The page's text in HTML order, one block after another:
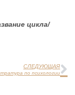
цикла/
СЛЕДУЮЩАЯ
по психологии